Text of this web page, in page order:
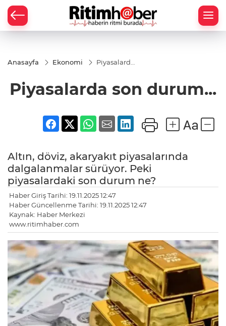
Anasayfa Ekonomi
Piyasalarda
Piyasalarda son durum...
Altın, döviz, akaryakıt piyasalarında
dalgalanmalar sürüyor. Peki
piyasalardaki son durum ne?
Haber Giriş Tarihi: 19.11.2025 12:47
Haber Güncellenme Tarihi: 19.11.2025 12:47
Kaynak: Haber Merkezi
www.ritimhaber.com